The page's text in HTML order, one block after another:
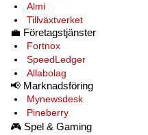
Almi
Tillväxtverket
💼 Företagstjänster
Fortnox
SpeedLedger
Allabolag
📢 Marknadsföring
Mynewsdesk
Pineberry
🎮 Spel & Gaming